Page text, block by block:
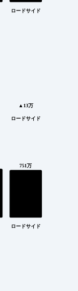
ロードサイド
▲13万
ロードサイド
751万
ロードサイド